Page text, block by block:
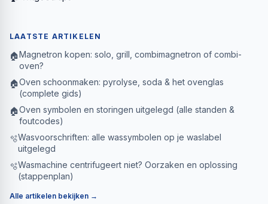
LAATSTE ARTIKELEN
🏠Magnetron kopen: solo, grill, combimagnetron of combi-
oven?
🏠Oven schoonmaken: pyrolyse, soda & het ovenglas
(complete gids)
🏠Oven symbolen en storingen uitgelegd (alle standen &
foutcodes)
🫧Wasvoorschriften: alle wassymbolen op je waslabel
uitgelegd
🫧Wasmachine centrifugeert niet? Oorzaken en oplossing
(stappenplan)
Alle artikelen bekijken →